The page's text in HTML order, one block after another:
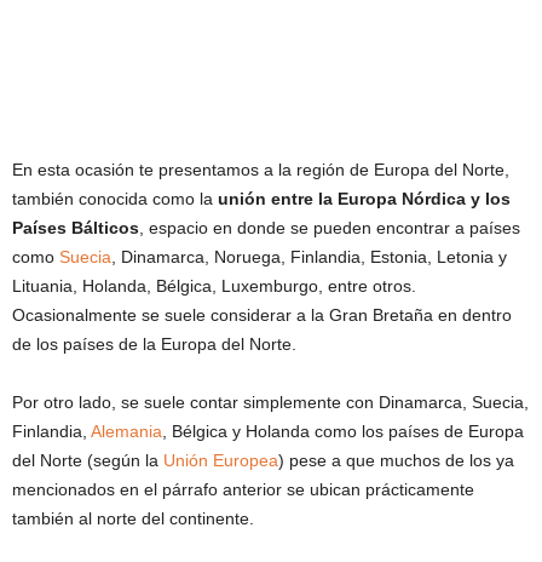
En esta ocasión te presentamos a la región de Europa del Norte,
también conocida como la unión entre la Europa Nórdica y los
Países Bálticos , espacio en donde se pueden encontrar a países
como Suecia , Dinamarca, Noruega, Finlandia, Estonia, Letonia y
Lituania, Holanda, Bélgica, Luxemburgo, entre otros.
Ocasionalmente se suele considerar a la Gran Bretaña en dentro
de los países de la Europa del Norte.
Por otro lado, se suele contar simplemente con Dinamarca, Suecia,
Finlandia, Alemania , Bélgica y Holanda como los países de Europa
del Norte (según la Unión Europea) pese a que muchos de los ya
mencionados en el párrafo anterior se ubican prácticamente
también al norte del continente.